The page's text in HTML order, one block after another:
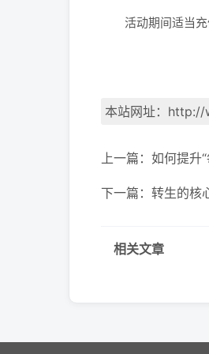
活动期间适当充
本站网址： http://
上一篇： 如何提升“
下一篇： 转生的核
相关文章